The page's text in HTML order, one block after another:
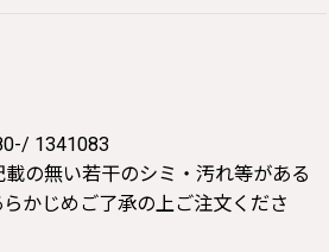
1341083
の無い若干のシミ・汚れ等がある
かじめご了承の上ご注文くださ